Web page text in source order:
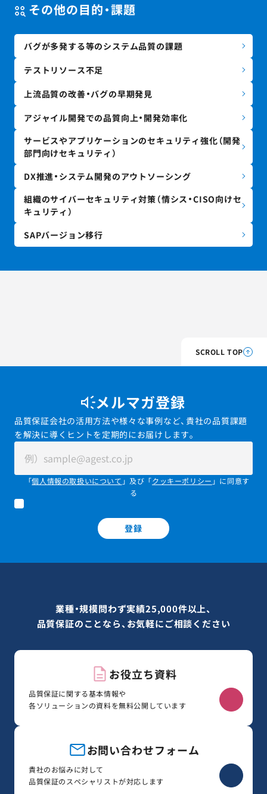
その他の目的・課題
バグが多発する等のシステム品質の課題
テストリソース不足
上流品質の改善・バグの早期発見
アジャイル開発での品質向上・開発効率化
サービスやアプリケーションのセキュリティ強化（開発
部門向けセキュリティ）
DX推進・システム開発のアウトソーシング
組織のサイバーセキュリティ対策（情シス・CISO向けセ
キュリティ）
SAPバージョン移行
SCROLL TOP
メルマガ登録
品質保証会社の活用方法や様々な事例など、貴社の品質課題
を解決に導くヒントを定期的にお届けします。
「個人情報の取扱いについて 」及び「クッキーポリシー 」に同意す
る
登録
業種・規模問わず実績25,000件以上、
品質保証のことなら、お気軽にご相談ください
お役立ち資料
品質保証に関する基本情報や
各ソリューションの資料を無料公開しています
お問い合わせフォーム
貴社のお悩みに対して
品質保証のスペシャリストが対応します